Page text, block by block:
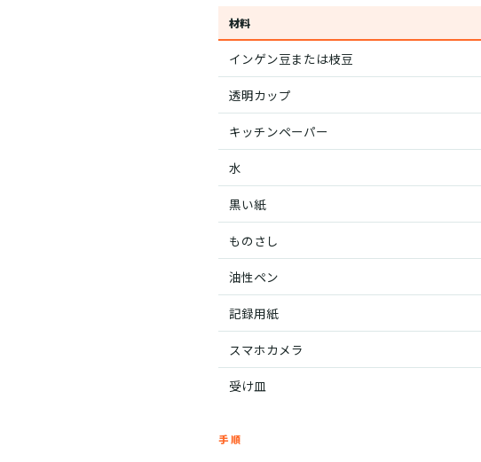
材料
インゲン豆または枝豆
透明カップ
キッチンペーパー
水
黒い紙
ものさし
油性ペン
記録用紙
スマホカメラ
受け皿
手順